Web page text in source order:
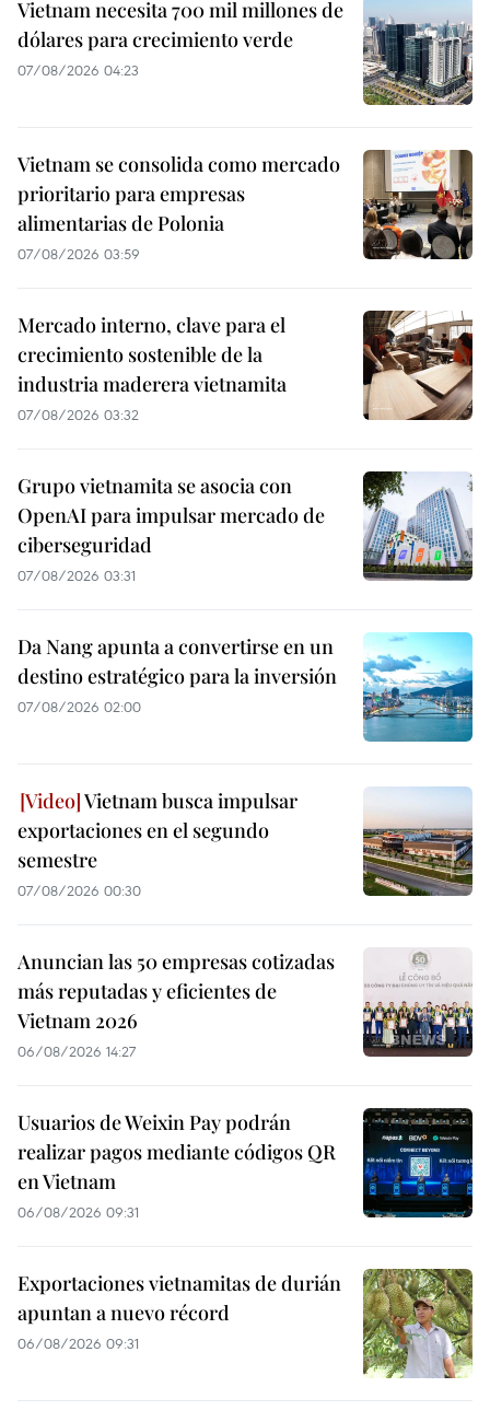
Vietnam necesita 700 mil millones de
dólares para crecimiento verde
07/08/2026 04:23
Vietnam se consolida como mercado
prioritario para empresas
alimentarias de Polonia
07/08/2026 03:59
Mercado interno, clave para el
crecimiento sostenible de la
industria maderera vietnamita
07/08/2026 03:32
Grupo vietnamita se asocia con
OpenAI para impulsar mercado de
ciberseguridad
07/08/2026 03:31
Da Nang apunta a convertirse en un
destino estratégico para la inversión
07/08/2026 02:00
Vietnam busca impulsar
exportaciones en el segundo
semestre
07/08/2026 00:30
Anuncian las 50 empresas cotizadas
más reputadas y eficientes de
Vietnam 2026
06/08/2026 14:27
Usuarios de Weixin Pay podrán
realizar pagos mediante códigos QR
en Vietnam
06/08/2026 09:31
Exportaciones vietnamitas de durián
apuntan a nuevo récord
06/08/2026 09:31